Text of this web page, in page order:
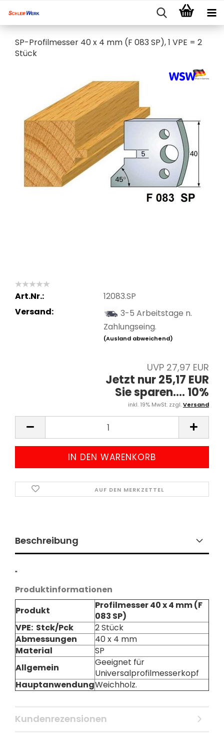
SP-Profilmesser 40 x 4 mm (F 083 SP), 1 VPE = 2
Stück
Art.Nr.:
12083.SP
Versand:
3-5 Arbeitstage n.
Zahlungseing.
(Ausland abweichend)
UVP 27,97 EUR
Jetzt nur 25,17 EUR
Sie sparen.... 10%
inkl. 19% MwSt. zzgl.Versand
AUF DEN MERKZETTEL
Beschreibung
"
Produkt Profilmesser 40 x 4 mm(F
083 SP)
Produktinformationen
VPE: Stck/Pck
2 Stück
Abmessungen
40 x 4 mm
Material
SP
Allgemein
Geeignet für
Universalprofilmesserkopf
HauptanwendungWeichholz.
Kundenrezensionen